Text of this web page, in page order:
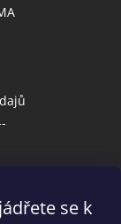
se k